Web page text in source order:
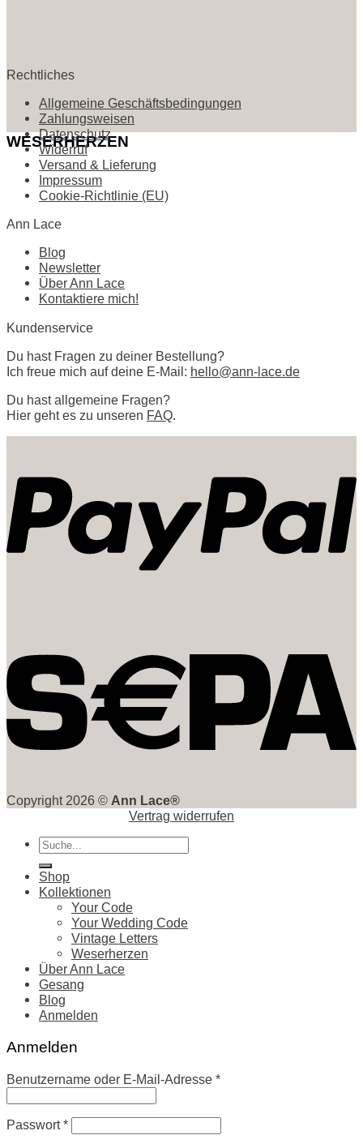
WESERHERZEN
Rechtliches
Allgemeine Geschäftsbedingungen
Zahlungsweisen
Datenschutz
Widerruf
Versand & Lieferung
Impressum
Cookie-Richtlinie (EU)
Ann Lace
Blog
Newsletter
Über Ann Lace
Kontaktiere mich!
Kundenservice
Du hast Fragen zu deiner Bestellung?
Ich freue mich auf deine E-Mail: hello@ann-lace.de
Du hast allgemeine Fragen?
Hier geht es zu unseren FAQ.
Copyright 2026 © Ann Lace®
Vertrag widerrufen
Suche
nach:
Shop
Kollektionen
Your Code
Your Wedding Code
Vintage Letters
Weserherzen
Über Ann Lace
Gesang
Blog
Anmelden
Anmelden
Benutzername oder E-Mail-Adresse *
Passwort*